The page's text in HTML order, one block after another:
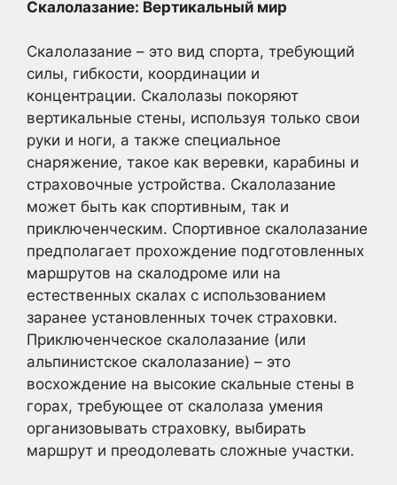
Скалолазание: Вертикальный мир
Скалолазание – это вид спорта, требующий
силы, гибкости, координации и
концентрации. Скалолазы покоряют
вертикальные стены, используя только свои
руки и ноги, а также специальное
снаряжение, такое как веревки, карабины и
страховочные устройства. Скалолазание
может быть как спортивным, так и
приключенческим. Спортивное скалолазание
предполагает прохождение подготовленных
маршрутов на скалодроме или на
естественных скалах с использованием
заранее установленных точек страховки.
Приключенческое скалолазание (или
альпинистское скалолазание) – это
восхождение на высокие скальные стены в
горах, требующее от скалолаза умения
организовывать страховку, выбирать
маршрут и преодолевать сложные участки.